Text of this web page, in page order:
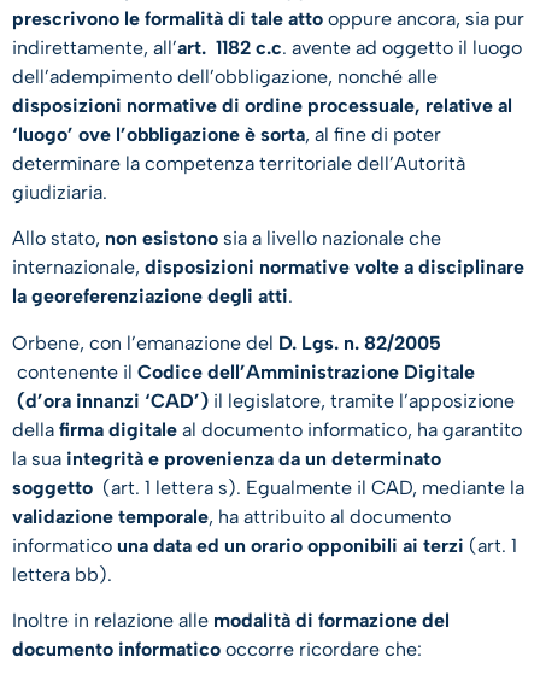
prescrivono le formalità di tale atto oppure ancora, sia pur
indirettamente, all’art. 1182 c.c. avente ad oggetto il luogo
dell’adempimento dell’obbligazione, nonché alle
disposizioni normative di ordine processuale, relative al
‘luogo’ ove l’obbligazione è sorta, al fine di poter
determinare la competenza territoriale dell’Autorità
giudiziaria.
Allo stato, non esistono sia a livello nazionale che
internazionale, disposizioni normative volte a disciplinare
la georeferenziazione degli atti.
Orbene, con l’emanazione del D. Lgs. n. 82/2005
contenente il Codice dell’Amministrazione Digitale
(d’ora innanzi ‘CAD’) il legislatore, tramite l’apposizione
della firma digitale al documento informatico, ha garantito
la sua integrità e provenienza da un determinato
soggetto (art. 1 lettera s). Egualmente il CAD, mediante la
validazione temporale, ha attribuito al documento
informatico una data ed un orario opponibili ai terzi (art. 1
lettera bb).
Inoltre in relazione alle modalità di formazione del
documento informatico occorre ricordare che: